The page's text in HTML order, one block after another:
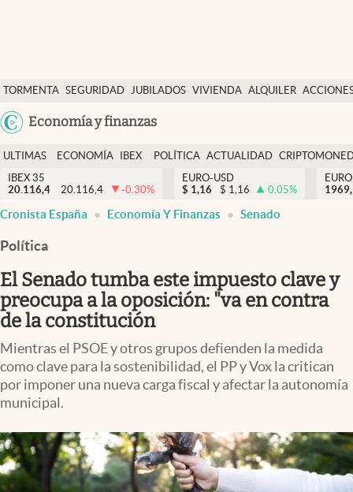
TORMENTA SEGURIDAD JUBILADOS VIVIENDA ALQUILER
Economía y finanzas
Economía y finanzas
Política
Actualidad
Criptomonedas
España
ULTIMAS
NOTICIAS
ECONOMÍA
FINANZAS
IBEX
EURO
POLÍTICA ACTUALIDAD
IBEX 35
20.116,4
20.116,4 -0.30%
EURO-USD
$ 1,16 $ 1,16 0.05%
Cronista España Economía Y Finanzas Senado
Política
El Senado tumba este impuesto clave y
preocupa a la oposición: "va en contra
de la constitución
Mientras el PSOE y otros grupos defienden la medida
como clave para la sostenibilidad, el PP y Vox la critican
por imponer una nueva carga fiscal y afectar la autonomía
municipal.